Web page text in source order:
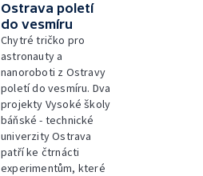
Ostrava poletí
do vesmíru
Chytré tričko pro
astronauty a
nanoroboti z Ostravy
poletí do vesmíru. Dva
projekty Vysoké školy
báňské - technické
univerzity Ostrava
patří ke čtrnácti
experimentům, které